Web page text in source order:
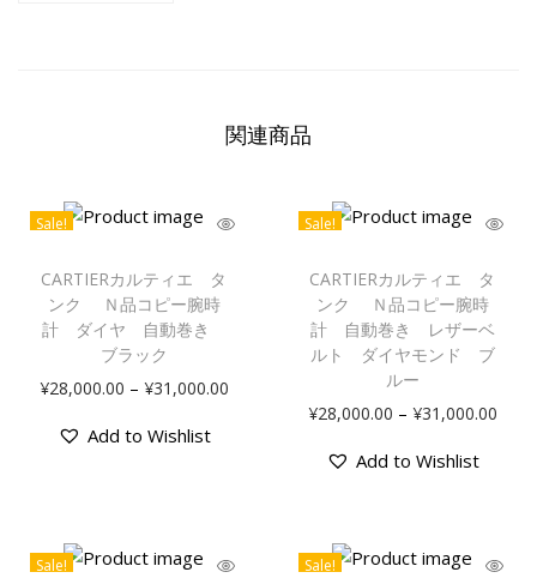
関連商品
Sale!
CARTIERカルティエ タ
ンク Ｎ品コピー腕時
計 ダイヤ 自動巻き
ブラック
¥28,000.00 – ¥31,000.00
Add to Wishlist
Sale!
CARTIERカルティエ タ
ンク Ｎ品コピー腕時
計 自動巻き レザーベ
ルト ダイヤモンド ブ
ルー
¥28,000.00 – ¥31,000.00
Add to Wishlist
Sale! Sale!